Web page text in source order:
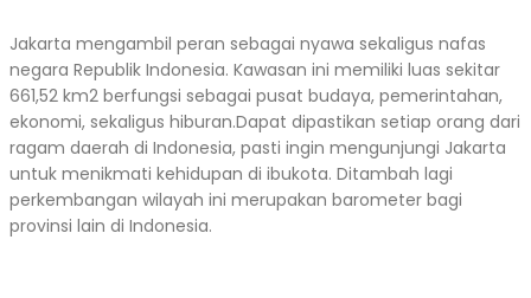
Jakarta mengambil peran sebagai nyawa sekaligus nafas
negara Republik Indonesia. Kawasan ini memiliki luas sekitar
661,52 km2 berfungsi sebagai pusat budaya, pemerintahan,
ekonomi, sekaligus hiburan.Dapat dipastikan setiap orang dari
ragam daerah di Indonesia, pasti ingin mengunjungi Jakarta
untuk menikmati kehidupan di ibukota. Ditambah lagi
perkembangan wilayah ini merupakan barometer bagi
provinsi lain di Indonesia.